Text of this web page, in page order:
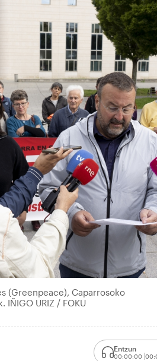
(Greenpeace), Caparrosoko
URIZ / FOKU
Entzun
00:00:00